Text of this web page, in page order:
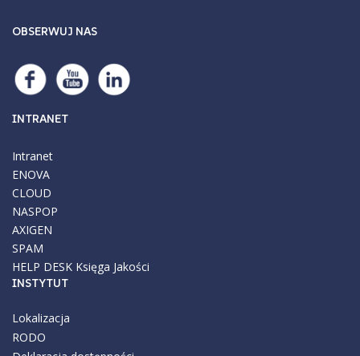
OBSERWUJ NAS
INTRANET
Intranet
ENOVA
CLOUD
NASPOP
AXIGEN
SPAM
HELP DESK Księga Jakości
INSTYTUT
Lokalizacja
RODO